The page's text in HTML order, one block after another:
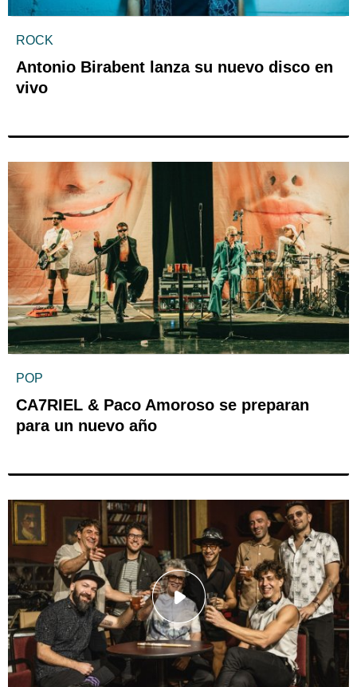
ROCK
Antonio Birabent lanza su nuevo disco en
vivo
POP
CA7RIEL & Paco Amoroso se preparan
para un nuevo año